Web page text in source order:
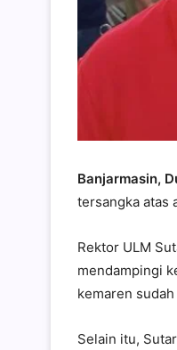
Banjarmasin,
tersangka atas
Rektor ULM
mendampingi
kemaren
Selain itu,